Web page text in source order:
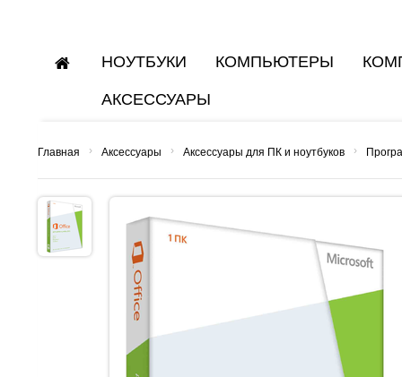
НОУТБУКИ КОМПЬЮТЕРЫ
АКСЕССУАРЫ
Главная › Аксессуары › Аксессуары для ПК и ноутбуков ›